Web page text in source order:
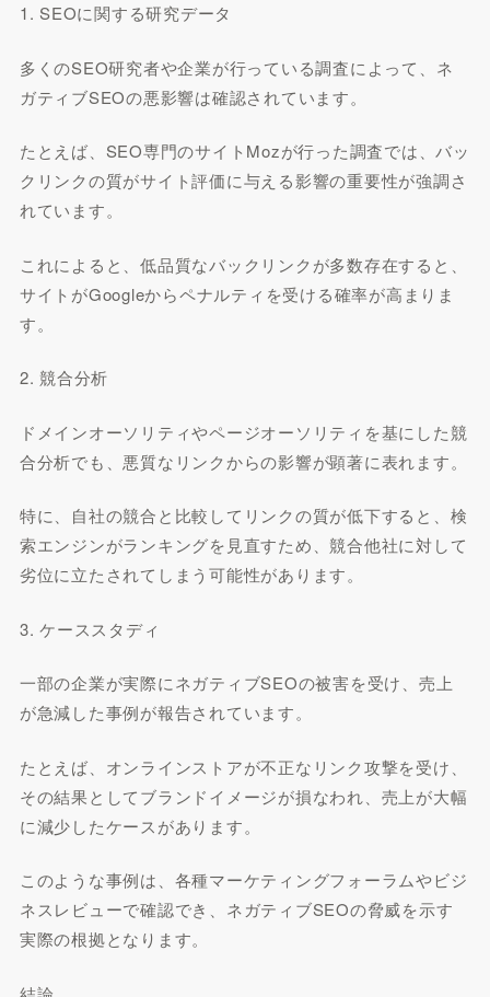
1. SEOに関する研究データ
多くのSEO研究者や企業が行っている調査によって、ネ
ガティブSEOの悪影響は確認されています。
たとえば、SEO専門のサイトMozが行った調査では、バッ
クリンクの質がサイト評価に与える影響の重要性が強調さ
れています。
これによると、低品質なバックリンクが多数存在すると、
サイトがGoogleからペナルティを受ける確率が高まりま
す。
2. 競合分析
ドメインオーソリティやページオーソリティを基にした競
合分析でも、悪質なリンクからの影響が顕著に表れます。
特に、自社の競合と比較してリンクの質が低下すると、検
索エンジンがランキングを見直すため、競合他社に対して
劣位に立たされてしまう可能性があります。
3. ケーススタディ
一部の企業が実際にネガティブSEOの被害を受け、売上
が急減した事例が報告されています。
たとえば、オンラインストアが不正なリンク攻撃を受け、
その結果としてブランドイメージが損なわれ、売上が大幅
に減少したケースがあります。
このような事例は、各種マーケティングフォーラムやビジ
ネスレビューで確認でき、ネガティブSEOの脅威を示す
実際の根拠となります。